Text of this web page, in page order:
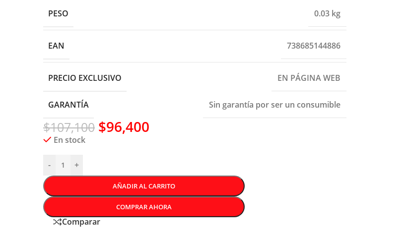
PESO
0.03 kg
EAN 738685144886
PRECIO EXCLUSIVO EN PÁGINA WEB
GARANTÍA Sin garantía por ser un consumible
$107,100 $96,400
En stock
- +
AÑADIR AL CARRITO
COMPRAR AHORA
Comparar